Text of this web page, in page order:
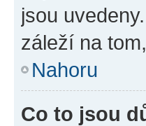
jsou
záleží na
Nahoru
Co to jsou